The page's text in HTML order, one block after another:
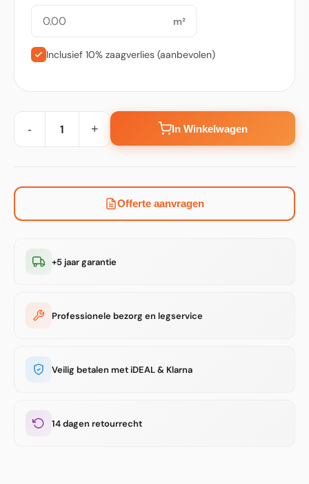
m²
Inclusief 10% zaagverlies (aanbevolen)
- + In Winkelwagen
Offerte aanvragen
+5 jaar garantie
Professionele bezorg en legservice
Veilig betalen met iDEAL & Klarna
14 dagen retourrecht